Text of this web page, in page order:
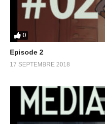
0
Episode 2
17 SEPTEMBRE 2018